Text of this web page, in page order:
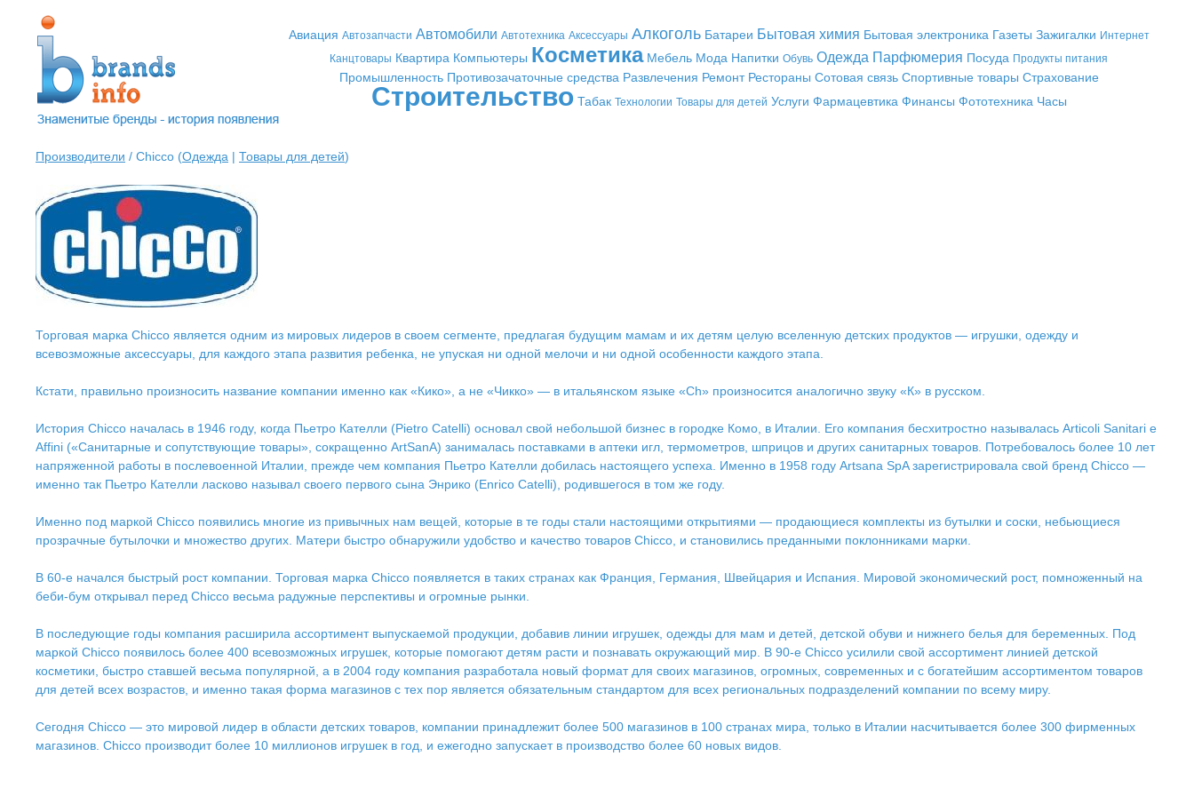
Авиация Автозапчасти Автомобили Автотехника Аксессуары Алкоголь Батареи Бытовая химия Бытовая электроника Газеты Зажигалки Интернет
Канцтовары Квартира Компьютеры Косметика Мебель Мода Напитки Обувь Одежда Парфюмерия Посуда Продукты питания
Промышленность Противозачаточные средства Развлечения Ремонт Рестораны Сотовая связь Спортивные товары Страхование
Строительство Табак Технологии Товары для детей Услуги Фармацевтика Финансы Фототехника Часы
Производители / Chicco (Одежда | Товары для детей)
Торговая марка Chicco является одним из мировых лидеров в своем сегменте, предлагая будущим мамам и их детям целую вселенную детских продуктов — игрушки, одежду и
всевозможные аксессуары, для каждого этапа развития ребенка, не упуская ни одной мелочи и ни одной особенности каждого этапа.
Кстати, правильно произносить название компании именно как «Кико», а не «Чикко» — в итальянском языке «Ch» произносится аналогично звуку «К» в русском.
История Chicco началась в 1946 году, когда Пьетро Кателли (Pietro Catelli) основал свой небольшой бизнес в городке Комо, в Италии. Его компания бесхитростно называлась Articoli Sanitari e
Affini («Санитарные и сопутствующие товары», сокращенно ArtSanA) занималась поставками в аптеки игл, термометров, шприцов и других санитарных товаров. Потребовалось более 10 лет
напряженной работы в послевоенной Италии, прежде чем компания Пьетро Кателли добилась настоящего успеха. Именно в 1958 году Artsana SpA зарегистрировала свой бренд Chicco —
именно так Пьетро Кателли ласково называл своего первого сына Энрико (Enrico Catelli), родившегося в том же году.
Именно под маркой Chicco появились многие из привычных нам вещей, которые в те годы стали настоящими открытиями — продающиеся комплекты из бутылки и соски, небьющиеся
прозрачные бутылочки и множество других. Матери быстро обнаружили удобство и качество товаров Chicco, и становились преданными поклонниками марки.
В 60-е начался быстрый рост компании. Торговая марка Chicco появляется в таких странах как Франция, Германия, Швейцария и Испания. Мировой экономический рост, помноженный на
беби-бум открывал перед Chicco весьма радужные перспективы и огромные рынки.
В последующие годы компания расширила ассортимент выпускаемой продукции, добавив линии игрушек, одежды для мам и детей, детской обуви и нижнего белья для беременных. Под
маркой Chicco появилось более 400 всевозможных игрушек, которые помогают детям расти и познавать окружающий мир. В 90-е Chicco усилили свой ассортимент линией детской
косметики, быстро ставшей весьма популярной, а в 2004 году компания разработала новый формат для своих магазинов, огромных, современных и с богатейшим ассортиментом товаров
для детей всех возрастов, и именно такая форма магазинов с тех пор является обязательным стандартом для всех региональных подразделений компании по всему миру.
Сегодня Chicco — это мировой лидер в области детских товаров, компании принадлежит более 500 магазинов в 100 странах мира, только в Италии насчитывается более 300 фирменных
магазинов. Chicco производит более 10 миллионов игрушек в год, и ежегодно запускает в производство более 60 новых видов.